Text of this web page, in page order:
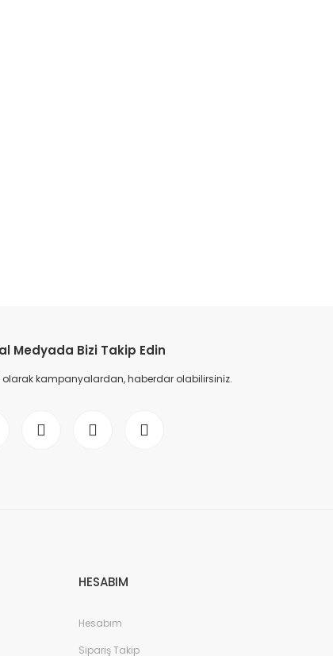
Medyada Bizi Takip Edin
olarak kampanyalardan, haberdar olabilirsiniz.
HESABIM
Hesabım
Sipariş Takip